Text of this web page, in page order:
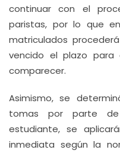
continuar con el
paristas, por lo que
matriculados
vencido el plazo para
comparecer.
Asimismo, se
tomas por parte
estudiante, se
inmediata según la